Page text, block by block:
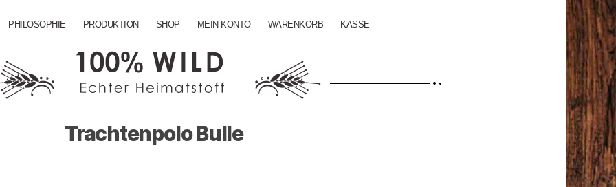
PHILOSOPHIE PRODUKTION SHOP MEIN KONTO WARENKORB KASSE
Trachtenpolo Bulle